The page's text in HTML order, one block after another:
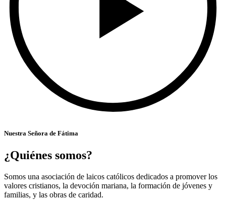
Nuestra Señora de Fátima
¿Quiénes somos?
Somos una asociación de laicos católicos dedicados a promover los
valores cristianos, la devoción mariana, la formación de jóvenes y
familias, y las obras de caridad.